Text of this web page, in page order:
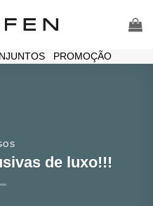
| PROMOÇÃO
de luxo!!!